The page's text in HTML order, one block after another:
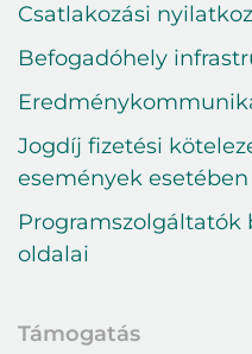
Csatlakozási
Befogadóhely
Jogdíj fizetési
események esetében
Programszolgáltatók
oldalai
Támogatás